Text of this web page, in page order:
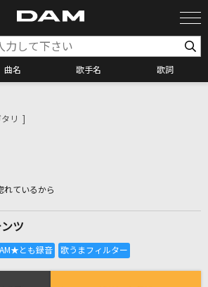
曲名 歌手名 歌詞
全国りれき
リ ]
れているから
ツ